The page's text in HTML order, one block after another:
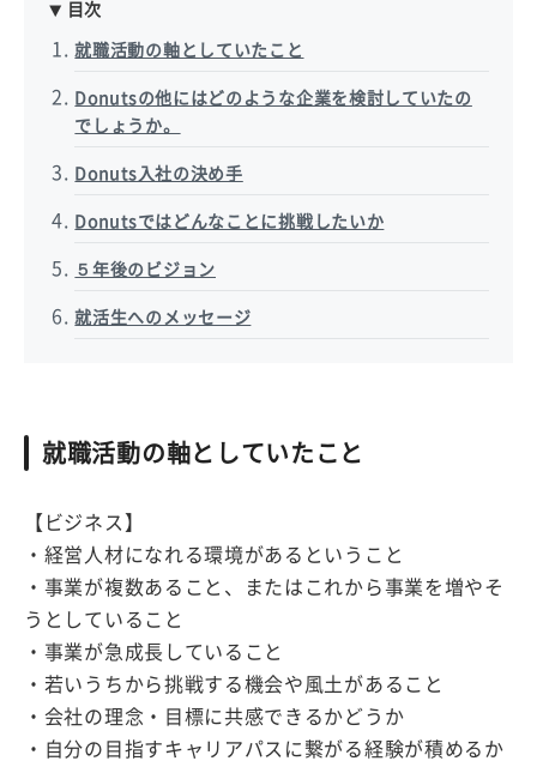
目次
就職活動の軸としていたこと
Donutsの他にはどのような企業を検討していたの
でしょうか。
Donuts入社の決め手
Donutsではどんなことに挑戦したいか
５年後のビジョン
就活生へのメッセージ
就職活動の軸としていたこと
【ビジネス】
・経営人材になれる環境があるということ
・事業が複数あること、またはこれから事業を増やそ
うとしていること
・事業が急成長していること
・若いうちから挑戦する機会や風土があること
・会社の理念・目標に共感できるかどうか
・自分の目指すキャリアパスに繋がる経験が積めるか